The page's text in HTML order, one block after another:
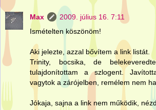
Max
2009. július 16. 7:11
Ismételten köszönöm!
Aki jelezte, azzal bővítem a link listát.
Trinity, bocsika, de
tulajdonítottam a szlogent.
vagytok a zárójelben, remélem nem
Jókaja, sajna a link nem működik,